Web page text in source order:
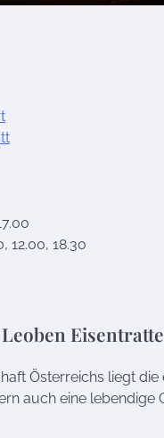
12.00, 18.30
Österreichs liegt
auch eine